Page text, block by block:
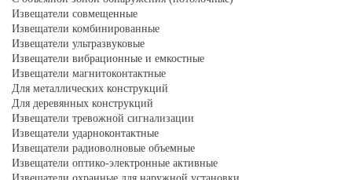
Извещатели совмещенные
Извещатели комбинированные
Извещатели ультразвуковые
Извещатели вибрационные и емкостные
Извещатели магнитоконтактные
Для металлических конструкций
Для деревянных конструкций
Извещатели тревожной сигнализации
Извещатели ударноконтактные
Извещатели радиоволновые объемные
Извещатели оптико-электронные активные